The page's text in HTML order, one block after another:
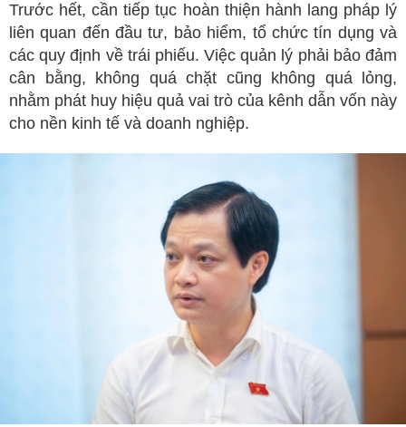
Trước hết, cần tiếp tục hoàn thiện hành lang pháp lý
liên quan đến đầu tư, bảo hiểm, tổ chức tín dụng và
các quy định về trái phiếu. Việc quản lý phải bảo đảm
cân bằng, không quá chặt cũng không quá lỏng,
nhằm phát huy hiệu quả vai trò của kênh dẫn vốn này
cho nền kinh tế và doanh nghiệp.